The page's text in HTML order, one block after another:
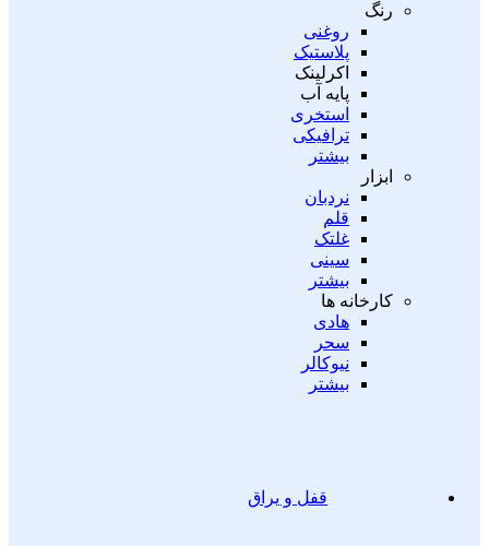
رنگ
روغنی
پلاستیک
اکرلینک
پایه آب
استخری
ترافیکی
بیشتر
ابزار
نردبان
قلم
غلتک
سینی
بیشتر
کارخانه ها
هادی
سحر
نیوکالر
بیشتر
قفل و یراق